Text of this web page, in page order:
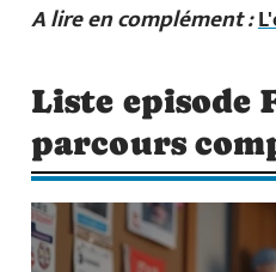
A lire en complément :
Liste episode
parcours